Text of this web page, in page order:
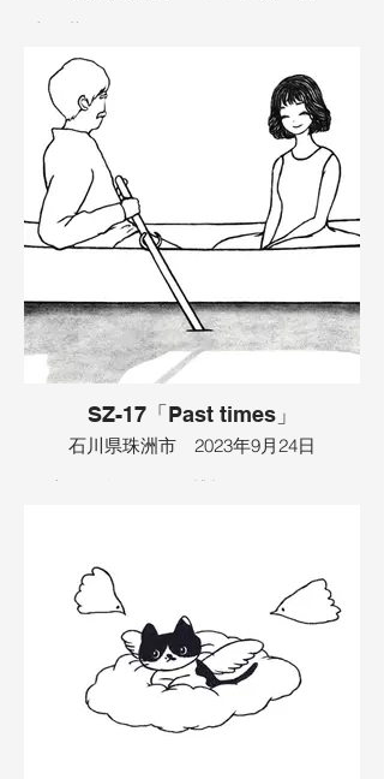
忘れました。卵から鳥が生まれて、物語
半分黄色い海がありました。それはバナ
ナの木が生えているからでした。そこに
サルの大群がやってきて、もとからそこ
にいたサルたちと戦い始めました。サル
たちはバレーボールで戦うことになり、
それがネットでライブ配信されると、た
くさんの観客たちが集まってきました。
そして、その場所は観光地になりまし
た。そこに、鳴らすと２人が結ばれると
いう鐘も立てられ、建物も建ちはじめま
した。サル同士はバレーボールをしてい
るうちに結ばれ、子供のサルもたくさん
生まれました。町は都市になり、サル帝
国になりました。
イラスト：TAMAYA
SZ-17「Past times」
石川県珠洲市 2023年9月24日
日本海の島が見える桟橋に、おじいさん
橋から落ちそうになりました。おじいさ
んは「誰か助けて！」と叫ぶと、そこに
孫がやってきて助けてくれました。する
と、海の中から昔の恋人が現れ、「来
て！」と呼びかけました。恋人は２人の
グラスを持っていたので、お酒をシェア
することにしました。そこで、おじいさ
んは古いボートのことを思い出しまし